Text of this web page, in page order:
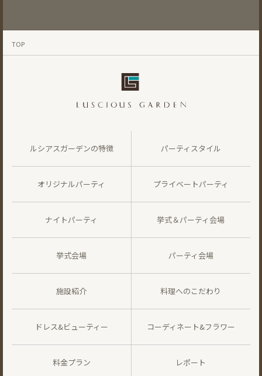
TOP
ルシアスガーデンの特徴 パーティスタイル
オリジナルパーティ プライベートパーティ
ナイトパーティ 挙式＆パーティ会場
挙式会場 パーティ会場
施設紹介 料理へのこだわり
ドレス&ビューティー コーディネート&フラワー
料金プラン レポート